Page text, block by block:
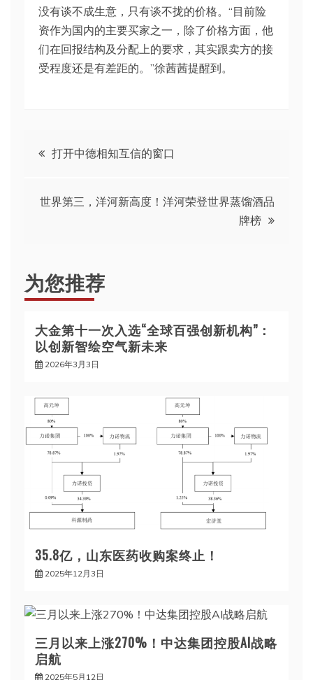
没有谈不成生意，只有谈不拢的价格。“目前险
资作为国内的主要买家之一，除了价格方面，他
们在回报结构及分配上的要求，其实跟卖方的接
受程度还是有差距的。”徐茜茜提醒到。
文 打开中德相知互信的窗口
世界第三，洋河新高度！洋河荣登世界蒸馏酒品
牌榜
为您推荐
大金第十一次入选“全球百强创新机构”：
以创新智绘空气新未来
2026年3月3日
35.8亿，山东医药收购案终止！
2025年12月3日
三月以来上涨270%！中达集团控股AI战略
启航
2025年5月12日